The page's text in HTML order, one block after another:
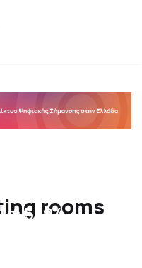
5594rooms